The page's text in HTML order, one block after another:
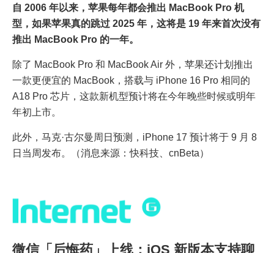
自 2006 年以来，苹果每年都会推出 MacBook Pro 机
型，如果苹果真的跳过 2025 年，这将是 19 年来首次没有
推出 MacBook Pro 的一年。
除了 MacBook Pro 和 MacBook Air 外，苹果还计划推出
一款更便宜的 MacBook，搭载与 iPhone 16 Pro 相同的
A18 Pro 芯片，这款新机型预计将在今年晚些时候或明年
年初上市。
此外，马克·古尔曼周日预测，iPhone 17 预计将于 9 月 8
日当周发布。（消息来源：快科技、cnBeta）
微信「后悔药」上线：iOS 新版本支持聊